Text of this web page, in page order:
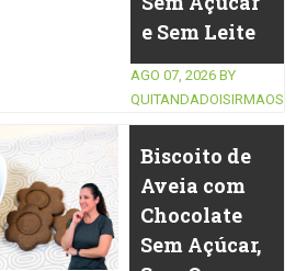
e Sem Leite
AGO 07, 2026 BY
QUITANDADOISIRMAOS
Biscoito de
Aveia com
Chocolate
Sem Açúcar,